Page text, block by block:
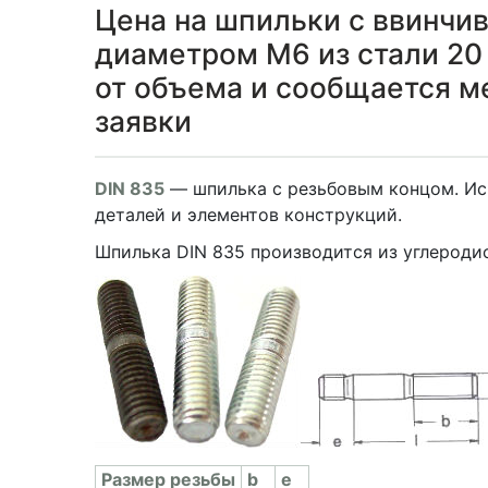
Цена на шпильки с
диаметром М6 из стали 20
от объема и сообщается
заявки
DIN 835 — шпилька с резьбовым концом.
деталей и элементов конструкций.
Шпилька DIN 835 производится из
Раз­мер резь­бы b e